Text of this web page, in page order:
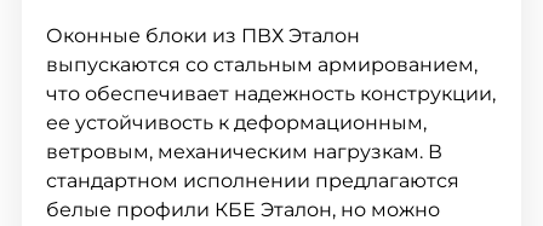
Оконные блоки из ПВХ Эталон
выпускаются со стальным армированием,
что обеспечивает надежность конструкции,
ее устойчивость к деформационным,
ветровым, механическим нагрузкам. В
стандартном исполнении предлагаются
белые профили КБЕ Эталон, но можно